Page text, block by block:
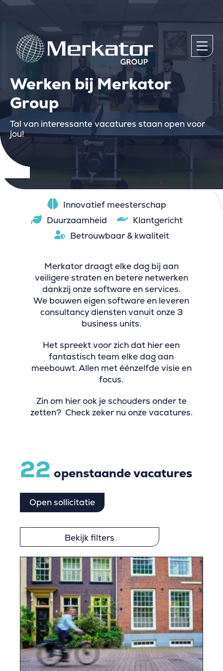
Werken bij Merkator
Group
Tal van interessante vacatures staan open voor
jou!
Innovatief meesterschap
Duurzaamheid
Klantgericht
Betrouwbaar & kwaliteit
Merkator draagt elke dag bij aan
veiligere straten en betere netwerken
dankzij onze software en services.
We bouwen eigen software en leveren
consultancy diensten vanuit onze 3
business units.
Het spreekt voor zich dat hier een
fantastisch team elke dag aan
meebouwt. Allen met éénzelfde visie en
focus.
Zin om hier ook je schouders onder te
zetten? Check zeker nu onze vacatures.
22 openstaande vacatures
Open sollicitatie
Bekijk filters